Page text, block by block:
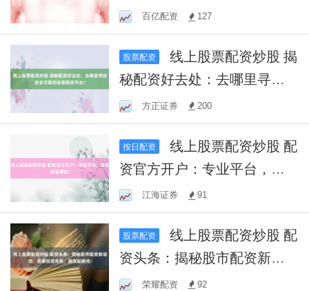
台，助力您轻松实现股市配
资梦想！
百亿配资 127
股票配资
线上股票配资炒股 揭
秘配资好去处：去哪里寻找
安全可靠的股票配资平台？
方正证券 200
按日配资
线上股票配资炒股 配
资官方开户：专业平台，助
您财富增值！
江海证券 91
股票配资
线上股票配资炒股 配
资头条：揭秘股市配资新动
态，把握投资先机，赢在起
荣耀配资 92